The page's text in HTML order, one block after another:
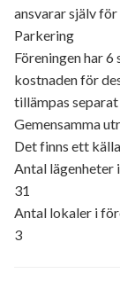
ansvarar själv
Parkering
Föreningen har
kostnaden för
tillämpas
Gemensamma
Det finns ett
Antal lägenheter
31
Antal lokaler i
3